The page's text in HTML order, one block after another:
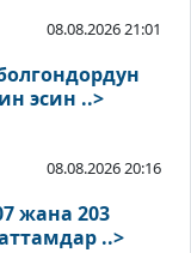
08.08.2026 21:01
эсин ..>
08.08.2026 20:16
жана 203
..>